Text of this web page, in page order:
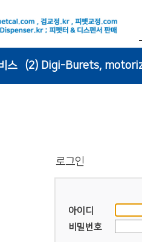
스 (2) Digi-Burets,
로그인
아이디
비밀번호